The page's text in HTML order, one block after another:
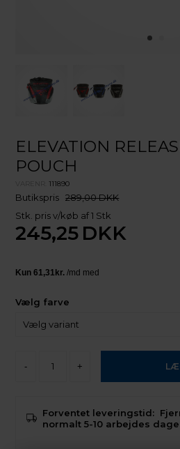
ELEVATION
POUCH
111890
Butikspris 289,00 DKK
Stk. pris v/køb af 1 Stk
245,25 DKK
Vælg farve
- +
Forventet leveringstid:
normalt 5-10 arbejdes dage